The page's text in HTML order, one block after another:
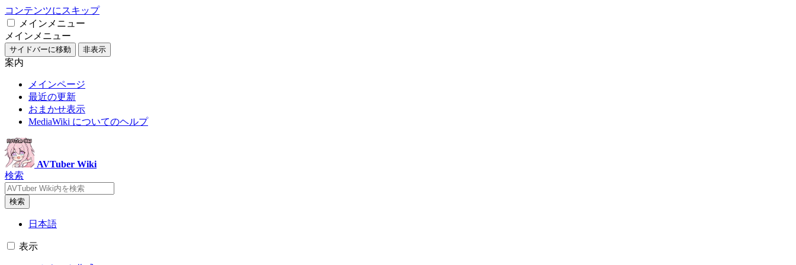
コンテンツにスキップ
メインメニュー
メインメニュー
サイドバーに移動 非表示
案内
メインページ
最近の更新
おまかせ表示
MediaWiki についてのヘルプ
AVTuber Wiki
検索
検索
日本語
表示